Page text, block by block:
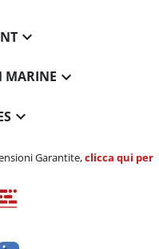

MARINE 

Garantite,clicca qui per